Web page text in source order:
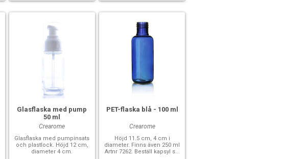
Glasflaska med pump
50 ml
Crearome
Glasflaska med pumpinsats
och plastlock. Höjd 12 cm,
diameter 4 cm.
PET-flaska blå - 100 ml
Crearome
Höjd 11.5 cm, 4 cm i
diameter. Finns även 250 ml
Artnr 7262. Beställ kapsyl s...